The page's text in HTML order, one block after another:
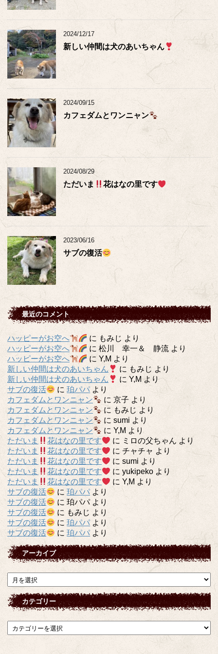
2024/12/17
新しい仲間は犬のあいちゃん
2024/09/15
カフェダムとワンニャン
2024/08/29
ただいま 花はなの里です
2023/06/16
サブの復活
最近のコメント
ハッピーがお空へ に もみじ より
ハッピーがお空へ
に松川 幸一＆ 静流 より
ハッピーがお空へ
にY,M より
新しい仲間は犬のあいちゃん
に もみじ より
新しい仲間は犬のあいちゃん
にY,M より
サブの復活
に珀パパ より
カフェダムとワンニャン
に京子 より
カフェダムとワンニャン
に もみじ より
カフェダムとワンニャン
にsumi より
カフェダムとワンニャン
にY,M より
ただいま
花はなの里です に ミロの父ちゃん より
ただいま
花はなの里です にチャチャ より
ただいま
花はなの里です にsumi より
ただいま
花はなの里です にyukipeko より
ただいま
花はなの里です にY,M より
サブの復活
に珀パパ より
サブの復活
に珀パパより
サブの復活
に もみじ より
サブの復活
に珀パパ より
サブの復活
に珀パパ より
アーカイブ
ア
ー
カ
イ
カテゴリー
テ